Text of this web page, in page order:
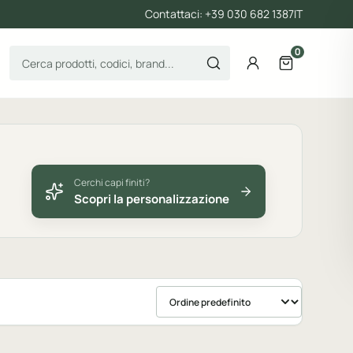
Contattaci: +39 030 682 1387IT
Cerca prodotti AccountApri il
0
Cerchi capi finiti?
Scopri la personalizzazione
Ordina prodotti